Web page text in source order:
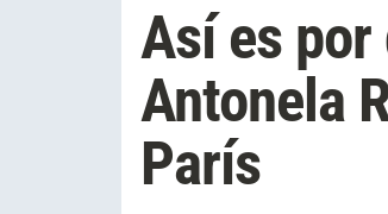
Así es
Antonela
París